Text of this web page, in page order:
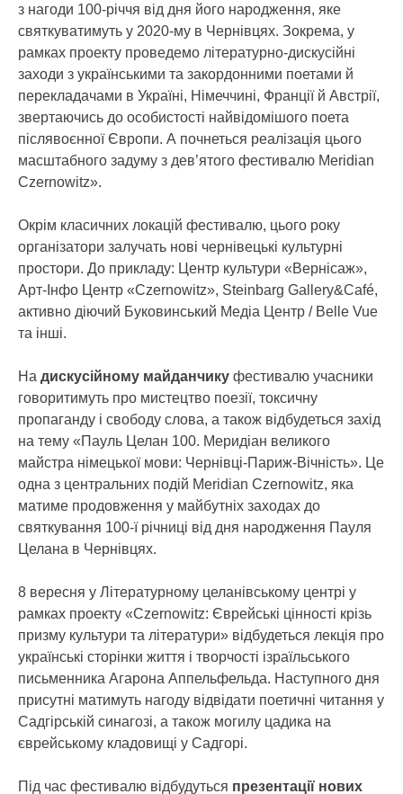
з нагоди 100-річчя від дня його народження, яке
святкуватимуть у 2020-му в Чернівцях. Зокрема, у
рамках проекту проведемо літературно-дискусійні
заходи з українськими та закордонними поетами й
перекладачами в Україні, Німеччині, Франції й Австрії,
звертаючись до особистості найвідомішого поета
післявоєнної Європи. А почнеться реалізація цього
масштабного задуму з дев’ятого фестивалю Meridian
Czernowitz».
Окрім класичних локацій фестивалю, цього року
організатори залучать нові чернівецькі культурні
простори. До прикладу: Центр культури «Вернісаж»,
Арт-Інфо Центр «Czernowitz», Steinbarg Gallery&Café,
активно діючий Буковинський Медіа Центр / Belle Vue
та інші.
На дискусійному майданчику фестивалю учасники
говоритимуть про мистецтво поезії, токсичну
пропаганду і свободу слова, а також відбудеться захід
на тему «Пауль Целан 100. Меридіан великого
майстра німецької мови: Чернівці-Париж-Вічність». Це
одна з центральних подій Meridian Czernowitz, яка
матиме продовження у майбутніх заходах до
святкування 100-ї річниці від дня народження Пауля
Целана в Чернівцях.
8 вересня у Літературному целанівському центрі у
рамках проекту «Czernowitz: Єврейські цінності крізь
призму культури та літератури» відбудеться лекція про
українські сторінки життя і творчості ізраїльського
письменника Агарона Аппельфельда. Наступного дня
присутні матимуть нагоду відвідати поетичні читання у
Садгірській синагозі, а також могилу цадика на
єврейському кладовищі у Садгорі.
Під час фестивалю відбудуться презентації нових